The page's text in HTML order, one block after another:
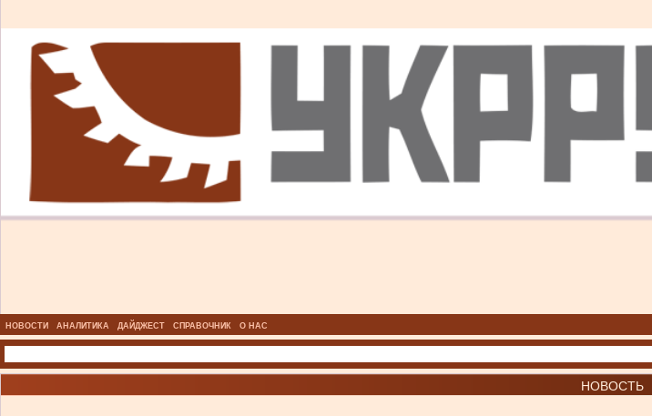
НОВОСТИ АНАЛИТИКА ДАЙДЖЕСТ СПРАВОЧНИК О НАС
НОВОСТЬ